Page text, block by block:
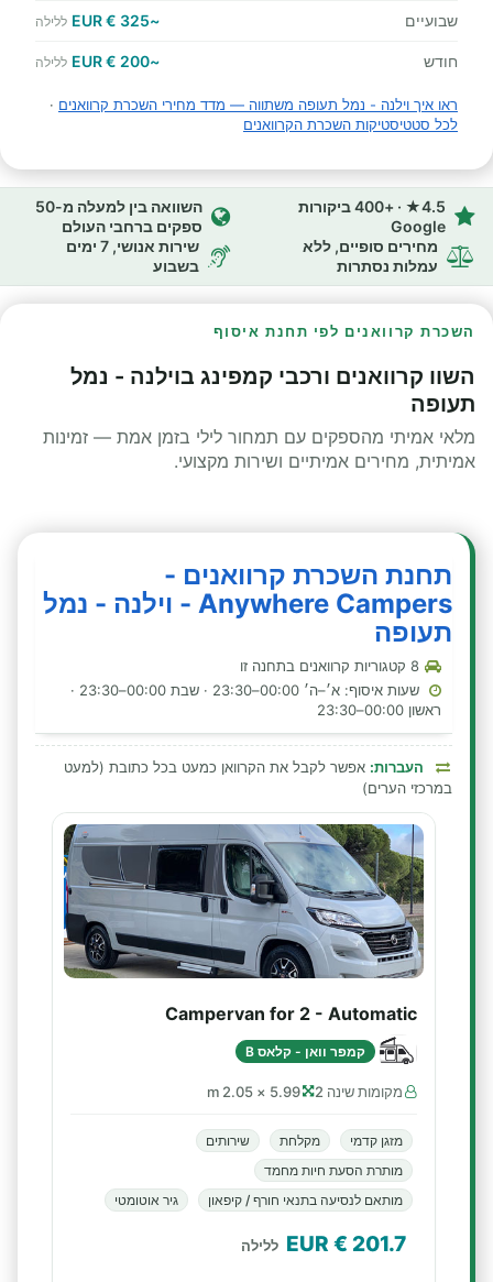
שבועיים ~325 € EUR ללילה
חודש ~200 € EUR ללילה
ראו איך וילנה - נמל תעופה משתווה — מדד מחירי השכרת קרוואנים ·
לכל סטטיסטיקות השכרת הקרוואנים
4.5★ · +400 ביקורות
Google
השוואה בין למעלה מ-50
ספקים ברחבי העולם
מחירים סופיים, ללא
עמלות נסתרות
שירות אנושי, 7 ימים
בשבוע
השכרת קרוואנים לפי תחנת איסוף
השוו קרוואנים ורכבי קמפינג בוילנה - נמל
תעופה
מלאי אמיתי מהספקים עם תמחור לילי בזמן אמת — זמינות
אמיתית, מחירים אמיתיים ושירות מקצועי.
תחנת השכרת קרוואנים -
Anywhere Campers - וילנה - נמל
תעופה
שעות איסוף: א׳–ה׳ 00:00–23:30 · שבת 00:00–23:30 ·
ראשון 00:00–23:30
העברות: אפשר לקבל את הקרוואן כמעט בכל כתובת (למעט
במרכזי הערים)
Campervan for 2 - Automatic
קמפר וואן - קלאס B
מקומות שינה 2 5.99 × 2.05 m
מזגן קדמי מקלחת
שירותים
מותרת הסעת חיות מחמד
מותאם לנסיעה בתנאי חורף / קיפאון
גיר אוטומטי
201.7
€ EUR ללילה